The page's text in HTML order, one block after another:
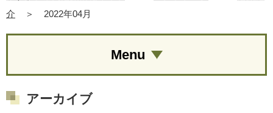
介
＞ 2022年04月
Menu
アーカイブ